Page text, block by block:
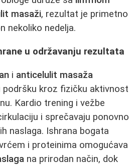
masaži, rezultat je primetno
nekoliko nedelja.
u održavanju rezultata
i anticelulit masaža
podršku kroz fizičku aktivnost
Kardio trening i vežbe
i sprečavaju ponovno
naslaga. Ishrana bogata
i proteinima omogućava
na prirodan način, dok